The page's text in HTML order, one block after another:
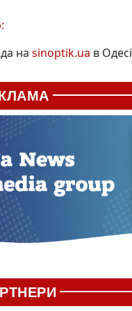
на sinoptik.ua в Одесі